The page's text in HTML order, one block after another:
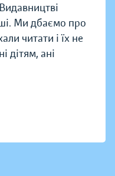
Ми дбаємо про
читати і їх не
дітям, ані